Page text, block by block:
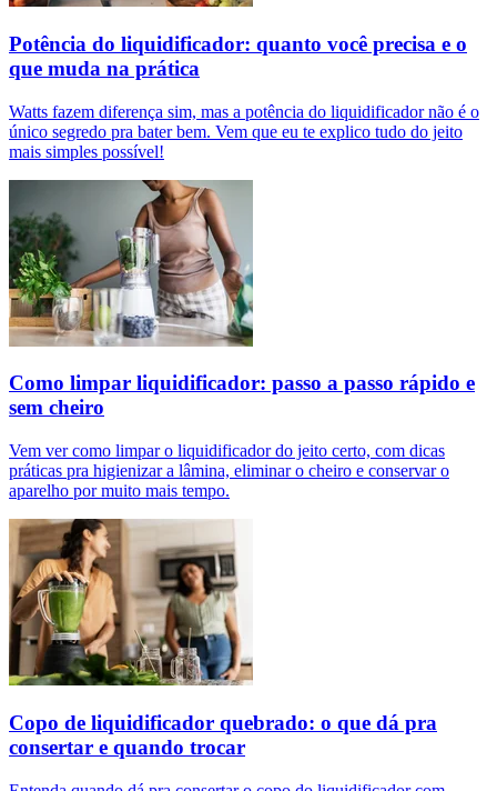
Potência do liquidificador: quanto você precisa e o
que muda na prática
Watts fazem diferença sim, mas a potência do liquidificador não é o
único segredo pra bater bem. Vem que eu te explico tudo do jeito
mais simples possível!
Como limpar liquidificador: passo a passo rápido e
sem cheiro
Vem ver como limpar o liquidificador do jeito certo, com dicas
práticas pra higienizar a lâmina, eliminar o cheiro e conservar o
aparelho por muito mais tempo.
Copo de liquidificador quebrado: o que dá pra
consertar e quando trocar